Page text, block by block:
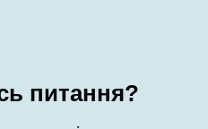
питання?